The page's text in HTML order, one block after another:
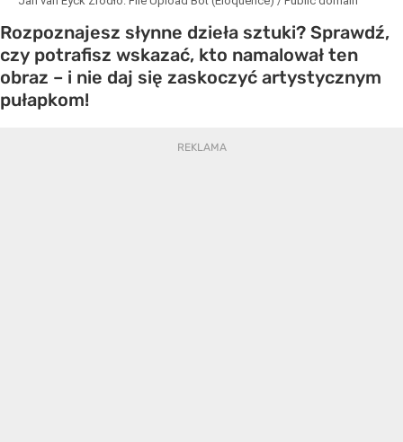
Rozpoznajesz słynne dzieła sztuki? Sprawdź,
czy potrafisz wskazać, kto namalował ten
obraz – i nie daj się zaskoczyć artystycznym
pułapkom!